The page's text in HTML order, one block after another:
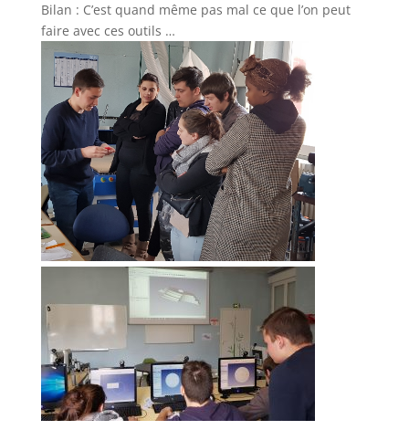
Bilan : C’est quand même pas mal ce que l’on peut
faire avec ces outils …